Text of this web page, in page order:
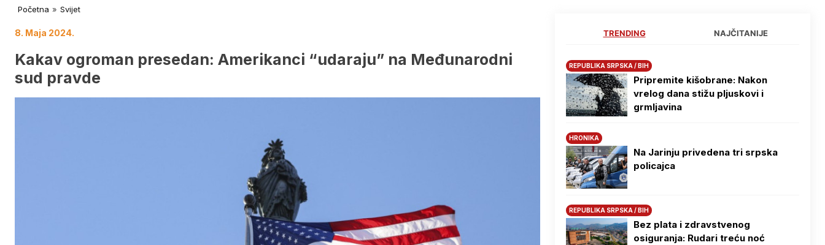
Početna » Svijet
8. Maja 2024.
Kakav ogroman presedan: Amerikanci “udaraju” na Međunarodni
sud pravde
TRENDING NAJČITANIJE
REPUBLIKA SRPSKA / BIH
Pripremite kišobrane: Nakon
vrelog dana stižu pljuskovi i
grmljavina
HRONIKA
Na Јarinju privedena tri srpska
policajca
REPUBLIKA SRPSKA / BIH
Bez plata i zdravstvenog
osiguranja: Rudari treću noć